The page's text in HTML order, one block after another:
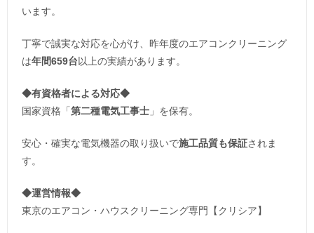
います。
丁寧で誠実な対応を心がけ、昨年度のエアコンクリーニング
は年間659台以上の実績があります。
◆有資格者による対応◆
国家資格「第二種電気工事士 」を保有。
安心・確実な電気機器の取り扱いで施工品質も保証されま
す。
◆運営情報◆
東京のエアコン・ハウスクリーニング専門【クリシア】